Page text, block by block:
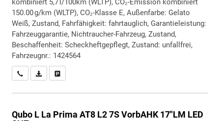
kombiniert 5,7 l/100km (WLTP), CO₂-Emission kombiniert
150.00 g/km (WLTP), CO₂-Klasse E, Außenfarbe: Gelato
Weiß, Zustand, Fahrfähigkeit: fahrtauglich, Garantieleistung:
Fahrzeuggarantie, Nichtraucher-Fahrzeug, Zustand,
Beschaffenheit: Scheckheftgepflegt, Zustand: unfallfrei,
Fahrzeugnr.: 1424564
Wir rufen Sie anPDF-Datei, Fahrzeugexposé drucken
Qubo L La Prima AT8 L2 7S VorbAHK 17"LM LED